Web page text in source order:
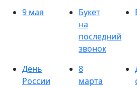
9 мая
Букет
на
последний
звонок
День
России
8
марта